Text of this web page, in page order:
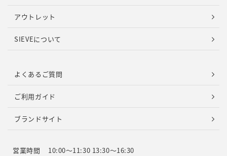
アウトレット
SIEVEについて
よくあるご質問
ご利用ガイド
ブランドサイト
営業時間
10:00～11:30 13:30～16:30